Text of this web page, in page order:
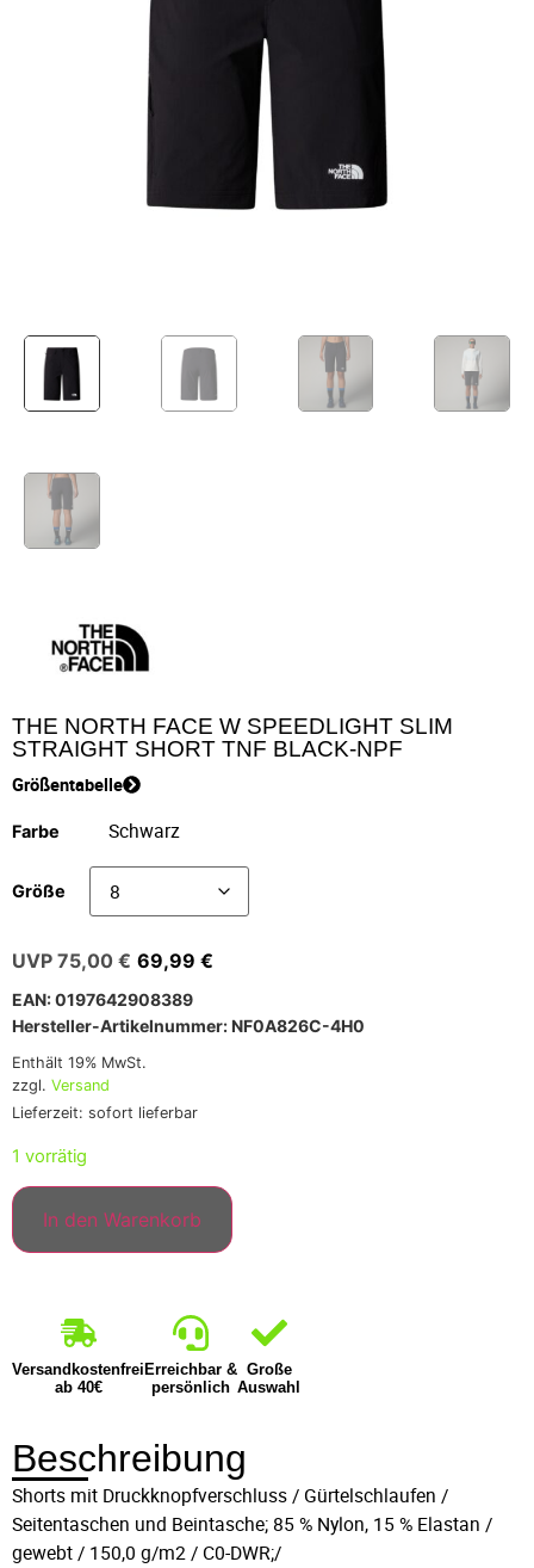
THE NORTH FACE W SPEEDLIGHT SLIM
STRAIGHT SHORT TNF BLACK-NPF
Größentabelle
Farbe
Größe
75,00 € 69,99 €
EAN: 0197642908389
Hersteller-Artikelnummer: NF0A826C-4H0
Enthält 19% MwSt.
zzgl. Versand
Lieferzeit: sofort lieferbar
1 vorrätig
In den Warenkorb
Versandkostenfrei
ab 40€
Erreichbar &
persönlich
Große
Auswahl
Beschreibung
Shorts mit Druckknopfverschluss / Gürtelschlaufen /
Seitentaschen und Beintasche; 85 % Nylon, 15 % Elastan /
gewebt / 150,0 g/m2 / C0-DWR;/